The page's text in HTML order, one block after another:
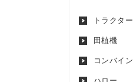
トラクター
田植機
コンバイン